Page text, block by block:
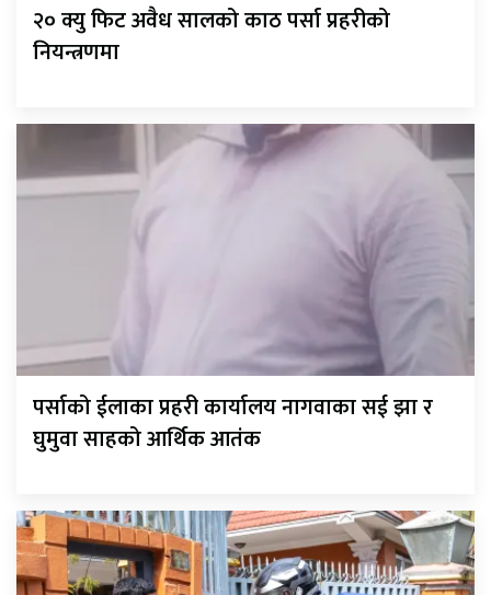
२० क्यु फिट अवैध सालको काठ पर्सा प्रहरीको
नियन्त्रणमा
पर्साको ईलाका प्रहरी कार्यालय नागवाका सई झा र
घुमुवा साहको आर्थिक आतंक